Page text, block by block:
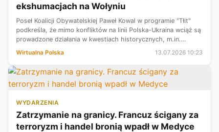
ekshumacjach na Wołyniu
Poseł Koalicji Obywatelskiej Paweł Kowal w programie "Tłit"
podkreśla, że mimo konfliktów na linii Polska-Ukraina wciąż są
prowadzone działania w kwestiach historycznych, m.in.
Wirtualna Polska 13.07.2026 10:23
WYDARZENIA
Zatrzymanie na granicy. Francuz ścigany za
terroryzm i handel bronią wpadł w Medyce